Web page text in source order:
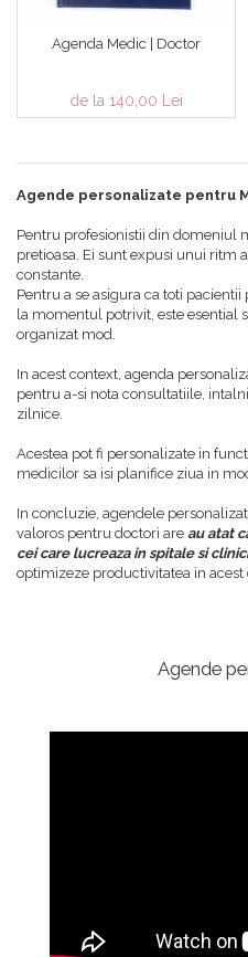
Agenda Medic | Doctor
de la 140,00 Lei
Agende personalizate pentru
Pentru profesionistii din domeniul
pretioasa. Ei sunt expusi unui ritm
constante.
Pentru a se asigura ca toti
la momentul potrivit, este esential
organizat mod.
In acest context, agenda
pentru a-si nota consultatiile,
zilnice.
Acestea pot fi personalizate in
medicilor sa isi planifice ziua in
In concluzie, agendele
valoros pentru doctori are au atat
cei care lucreaza in spitale si
optimizeze productivitatea in
Agende